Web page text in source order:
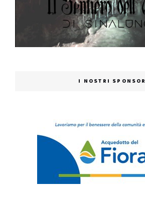
I NOSTRI SPONSOR